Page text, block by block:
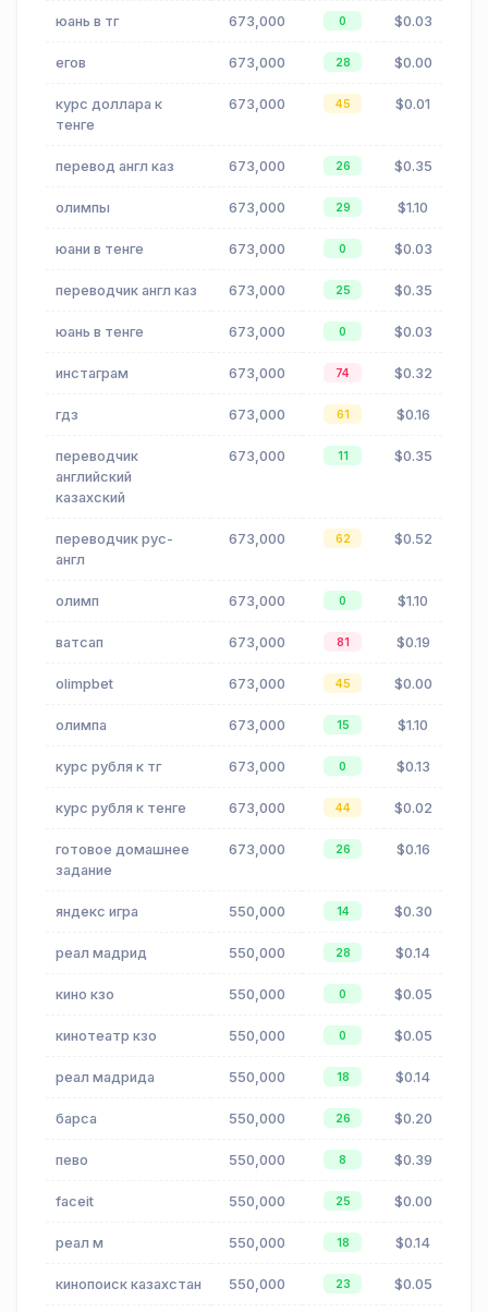
юань в тг 673,000 0 $0.03
егов 673,000 28 $0.00
курс доллара к
тенге
673,000 45 $0.01
перевод англ каз 673,000 26 $0.35
олимпы 673,000 29 $1.10
юани в тенге 673,000 0 $0.03
переводчик англ каз 673,000 25 $0.35
юань в тенге 673,000 0 $0.03
инстаграм 673,000 74 $0.32
гдз 673,000 61 $0.16
переводчик
английский
казахский
673,000 11 $0.35
переводчик рус-
англ
673,000 62 $0.52
олимп 673,000 0 $1.10
ватсап 673,000 81 $0.19
olimpbet 673,000 45 $0.00
олимпа 673,000 15 $1.10
курс рубля к тг 673,000 0 $0.13
курс рубля к тенге 673,000 44 $0.02
готовое домашнее
задание
673,000 26 $0.16
яндекс игра 550,000 14 $0.30
реал мадрид 550,000 28 $0.14
кино кзо 550,000 0 $0.05
кинотеатр кзо 550,000 0 $0.05
реал мадрида 550,000 18 $0.14
барса 550,000 26 $0.20
пево 550,000 8 $0.39
faceit 550,000 25 $0.00
реал м 550,000 18 $0.14
кинопоиск казахстан 550,000 23 $0.05